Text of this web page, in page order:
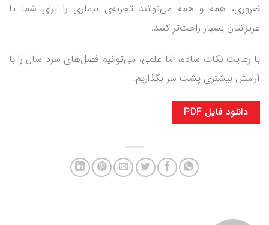
ضروری، همه و همه می‌توانند تجربه‌ی بیماری را برای شما یا
عزیزانتان بسیار راحت‌تر کنند.
با رعایت نکات ساده، اما علمی، می‌توانیم فصل‌های سرد سال را با
آرامش بیشتری پشت سر بگذاریم.
دانلود فایل PDF